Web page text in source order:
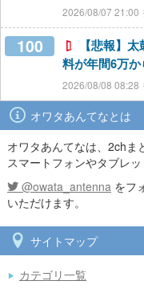
2026/08/07 21:00
100
【悲報】
料が年間6万
2026/08/08 08:28
オワタあんてなとは
オワタあんてなは、2chま
スマートフォンやタブレ
@owata_antenna をフ
いただけます。
サイトマップ
カテゴリ一覧